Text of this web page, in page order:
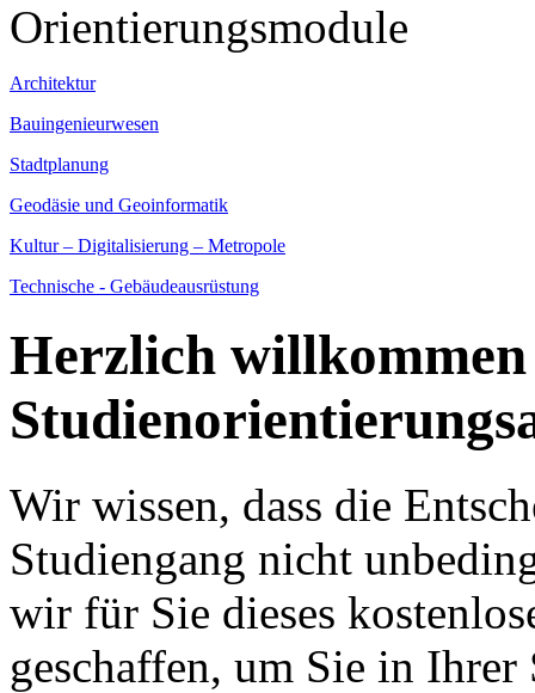
Orientierungsmodule
Architektur
Bauingenieurwesen
Stadtplanung
Geodäsie und Geoinformatik
Kultur – Digitalisierung – Metropole
Technische - Gebäudeausrüstung
Herzlich
Wir wissen, dass die
Studiengang nicht
wir für Sie dieses
geschaffen, um Sie in